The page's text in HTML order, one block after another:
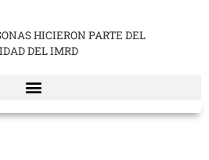
HICIERON PARTE DEL
DEL IMRD